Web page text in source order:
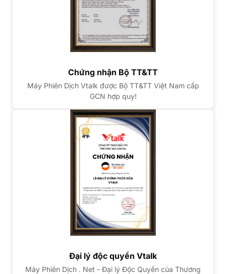
Chứng nhận Bộ TT&TT
Máy Phiên Dịch Vtalk được Bộ TT&TT Việt Nam cấp
GCN hợp quy!
Đại lý độc quyền Vtalk
Máy Phiên Dịch . Net - Đại lý Độc Quyền của Thương